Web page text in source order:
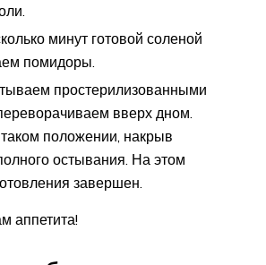
минут готовой соленой
помидоры.
простерилизованными
вверх дном.
положении, накрыв
остывания. На этом
завершен.
аппетита!